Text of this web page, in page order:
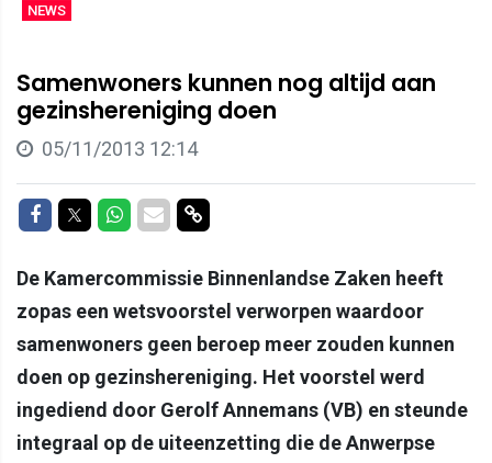
NEWS
Samenwoners kunnen nog altijd aan
gezinshereniging doen
05/11/2013 12:14
Delen op Facebook
Delen op Twitter
Delen op Whatsapp
Delen via Mail
Delen via link
De Kamercommissie Binnenlandse Zaken heeft
zopas een wetsvoorstel verworpen waardoor
samenwoners geen beroep meer zouden kunnen
doen op gezinshereniging. Het voorstel werd
ingediend door Gerolf Annemans (VB) en steunde
integraal op de uiteenzetting die de Anwerpse